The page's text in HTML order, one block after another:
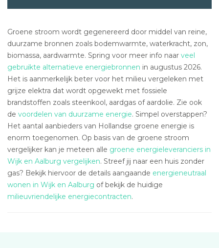
Groene stroom wordt gegenereerd door middel van reine,
duurzame bronnen zoals bodemwarmte, waterkracht, zon,
biomassa, aardwarmte. Spring voor meer info naar veel
gebruikte alternatieve energiebronnen in augustus 2026.
Het is aanmerkelijk beter voor het milieu vergeleken met
grijze elektra dat wordt opgewekt met fossiele
brandstoffen zoals steenkool, aardgas of aardolie. Zie ook
de voordelen van duurzame energie. Simpel overstappen?
Het aantal aanbieders van Hollandse groene energie is
enorm toegenomen. Op basis van de groene stroom
vergelijker kan je meteen alle groene energieleveranciers in
Wijk en Aalburg vergelijken. Streef jij naar een huis zonder
gas? Bekijk hiervoor de details aangaande energieneutraal
wonen in Wijk en Aalburg of bekijk de huidige
milieuvriendelijke energiecontracten.